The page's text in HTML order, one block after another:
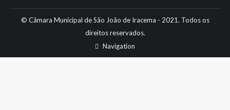
in© Câmara Municipal de São João de Iracema - 2021. Todos os
direitos reservados.
Navigation